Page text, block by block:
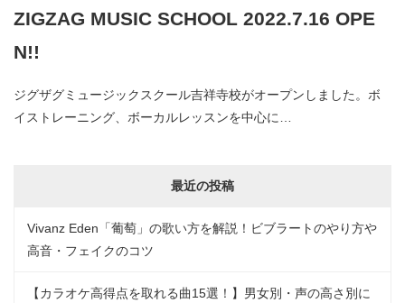
ZIGZAG MUSIC SCHOOL 2022.7.16 OPE
N!!
ジグザグミュージックスクール吉祥寺校がオープンしました。ボ
イストレーニング、ボーカルレッスンを中心に…
最近の投稿
Vivanz Eden「葡萄」の歌い方を解説！ビブラートのやり方や
高音・フェイクのコツ
【カラオケ高得点を取れる曲15選！】男女別・声の高さ別に